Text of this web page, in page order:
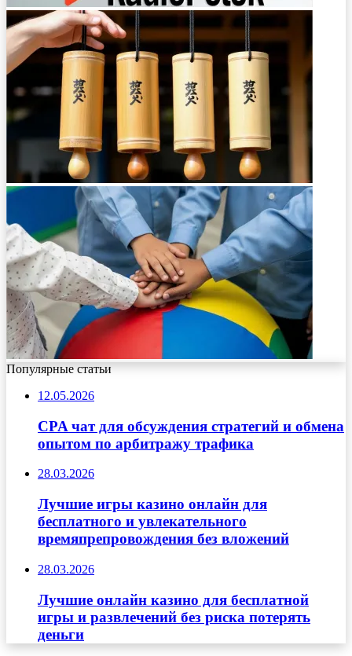
Популярные статьи
12.05.2026
CPA чат для обсуждения стратегий и обмена
опытом по арбитражу трафика
28.03.2026
Лучшие игры казино онлайн для
бесплатного и увлекательного
времяпрепровождения без вложений
28.03.2026
Лучшие онлайн казино для бесплатной
игры и развлечений без риска потерять
деньги